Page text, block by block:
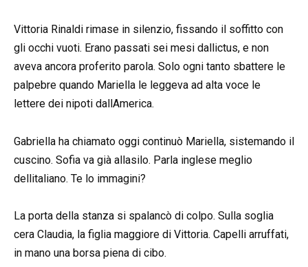
Vittoria Rinaldi rimase in silenzio, fissando il soffitto con
gli occhi vuoti. Erano passati sei mesi dallictus, e non
aveva ancora proferito parola. Solo ogni tanto sbattere le
palpebre quando Mariella le leggeva ad alta voce le
lettere dei nipoti dallAmerica.
Gabriella ha chiamato oggi continuò Mariella, sistemando il
cuscino. Sofia va già allasilo. Parla inglese meglio
dellitaliano. Te lo immagini?
La porta della stanza si spalancò di colpo. Sulla soglia
cera Claudia, la figlia maggiore di Vittoria. Capelli arruffati,
in mano una borsa piena di cibo.